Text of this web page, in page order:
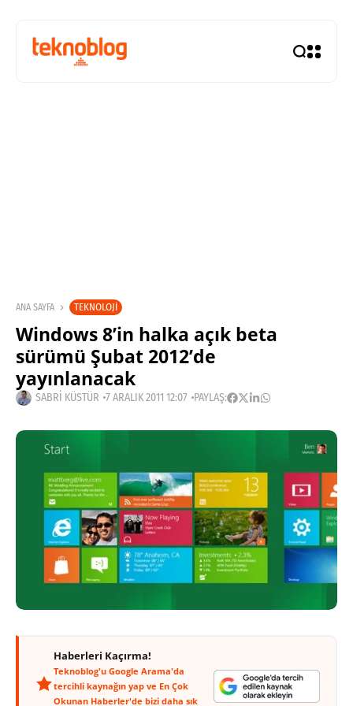
ANA SAYFA TEKNOLOJI
Windows 8’in halka açık beta
sürümü Şubat 2012’de
yayınlanacak
SABRI KÜSTÜR 7 ARALIK 2011 12:07 PAYLAŞ:
Haberleri Kaçırma!
Teknoblog'u Google Arama'da
tercihli kaynağın yap ve En Çok
Okunan Haberler'de bizi daha sık